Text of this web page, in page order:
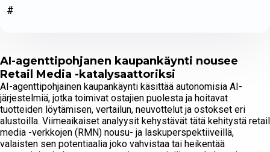
AI-agenttipohjanen kaupankäynti nousee
Retail Media -katalysaattoriksi
AI-agenttipohjainen kaupankäynti käsittää autonomisia AI-
järjestelmiä, jotka toimivat ostajien puolesta ja hoitavat
tuotteiden löytämisen, vertailun, neuvottelut ja ostokset eri
alustoilla. Viimeaikaiset analyysit kehystävät tätä kehitystä retail
media -verkkojen (RMN) nousu- ja laskuperspektiiveillä,
valaisten sen potentiaalia joko vahvistaa tai heikentää
#